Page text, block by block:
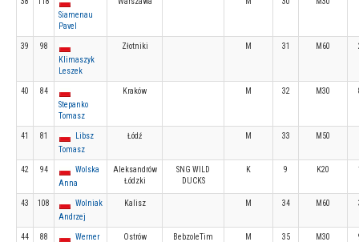
Siamenau
Pavel
39
98
Klimaszyk
Leszek
Złotniki M 31 M60
40
84
Stepanko
Tomasz
Kraków M 32 M30
41 81
Libsz
Tomasz
Łódź M 33 M50
42 94
Wolska
Anna
Aleksandrów
Łódzki
SNG WILD
DUCKS
K 9 K20
43 108
Wolniak
Andrzej
Kalisz M 34 M60
44 88
Werner
Ostrów
BebzoleTim
M 35 M30